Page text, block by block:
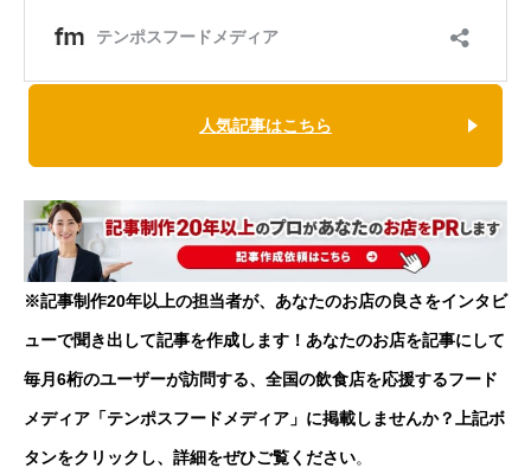
人気記事はこちら
※記事制作20年以上の担当者が、あなたのお店の良さをインタビ
ューで聞き出して記事を作成します！あなたのお店を記事にして
毎月6桁のユーザーが訪問する、全国の飲食店を応援するフード
メディア「テンポスフードメディア」に掲載しませんか？上記ボ
タンをクリックし、詳細をぜひご覧ください。